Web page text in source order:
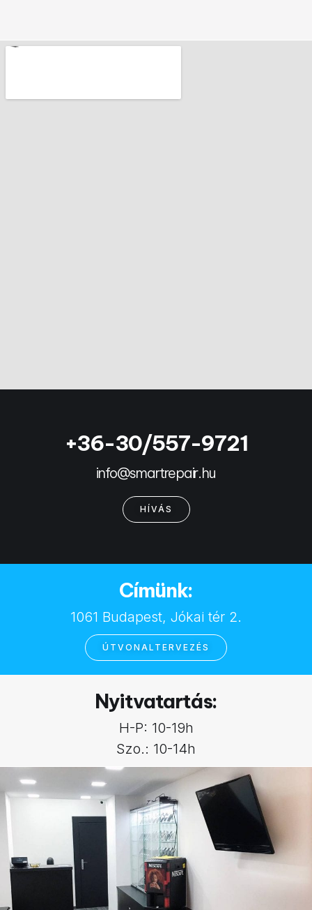
+36-30/557-9721
info@smartrepair.hu
HÍVÁS
Címünk:
1061 Budapest, Jókai tér 2.
ÚTVONALTERVEZÉS
Nyitvatartás:
H-P: 10-19h
Szo.: 10-14h